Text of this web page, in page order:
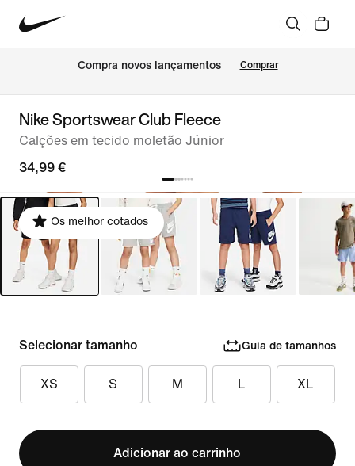
Compra novos lançamentos Comprar
Nike Sportswear Club Fleece
Calções em tecido moletão Júnior
34,99 €
Os melhor cotados
Selecionar tamanho Guia de tamanhos
XS S M L XL
Adicionar ao carrinho